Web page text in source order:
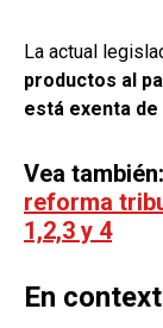
La actual
productos al
está exenta de
Vea también:
reforma
1,2,3 y 4
En